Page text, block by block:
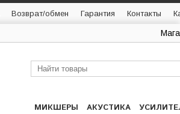
Возврат/обмен Гарантия Контакты
МИКШЕРЫ АКУСТИКА